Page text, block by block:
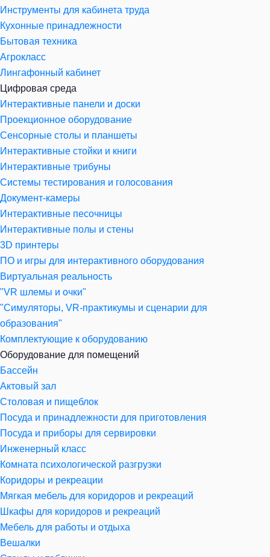
Инструменты для кабинета труда
Кухонные принадлежности
Бытовая техника
Агрокласс
Лингафонный кабинет
Цифровая среда
Интерактивные панели и доски
Проекционное оборудование
Сенсорные столы и планшеты
Интерактивные стойки и книги
Интерактивные трибуны
Системы тестирования и голосования
Документ-камеры
Интерактивные песочницы
Интерактивные полы и стены
3D принтеры
ПО и игры для интерактивного оборудования
Виртуальная реальность
"VR шлемы и очки"
"Симуляторы, VR-практикумы и сценарии для
образования"
Комплектующие к оборудованию
Оборудование для помещений
Бассейн
Актовый зал
Столовая и пищеблок
Посуда и принадлежности для приготовления
Посуда и приборы для сервировки
Инженерный класс
Комната психологической разгрузки
Коридоры и рекреации
Мягкая мебель для коридоров и рекреаций
Шкафы для коридоров и рекреаций
Мебель для работы и отдыха
Вешалки